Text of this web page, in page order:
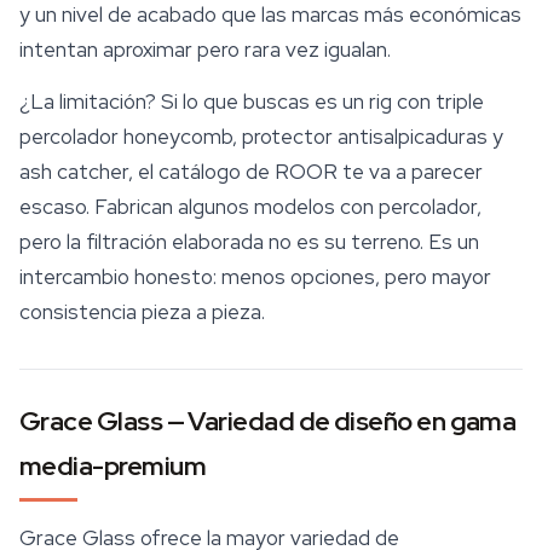
y un nivel de acabado que las marcas más económicas
intentan aproximar pero rara vez igualan.
¿La limitación? Si lo que buscas es un rig con triple
percolador honeycomb, protector antisalpicaduras y
ash catcher, el catálogo de ROOR te va a parecer
escaso. Fabrican algunos modelos con percolador,
pero la filtración elaborada no es su terreno. Es un
intercambio honesto: menos opciones, pero mayor
consistencia pieza a pieza.
Grace Glass — Variedad de diseño en gama
media-premium
Grace Glass ofrece la mayor variedad de